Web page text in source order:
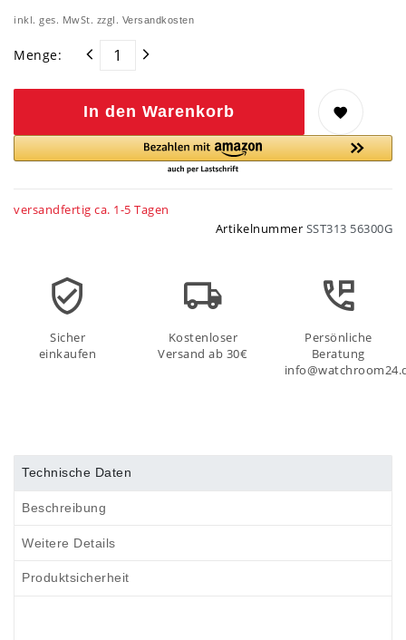
inkl. ges. MwSt. zzgl. Versandkosten
Menge:
In den Warenkorb
versandfertig ca. 1-5 Tagen
Artikelnummer SST313 56300G
Sicher
einkaufen
Kostenloser
Versand ab 30€
Persönliche
Beratung
Technische Daten
Beschreibung
Weitere Details
Produktsicherheit